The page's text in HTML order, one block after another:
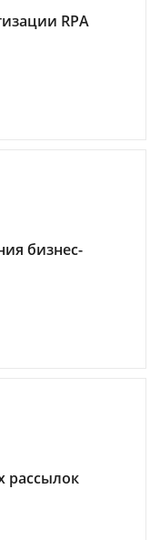
RPA
бизнес-
рассылок